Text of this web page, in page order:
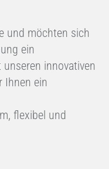
und möchten sich
ein
innovativen
Ihnen ein
flexibel und